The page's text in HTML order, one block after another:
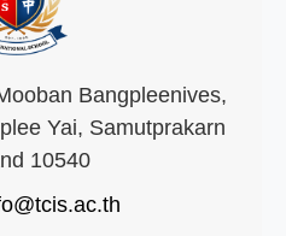
Bangpleenives,
Yai, Samutprakarn
10540